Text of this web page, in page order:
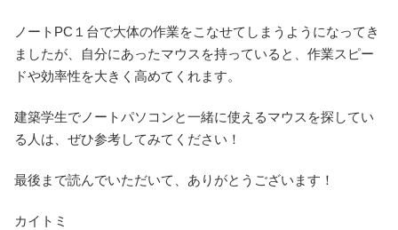
ノートPC１台で大体の作業をこなせてしまうようになってき
ましたが、自分にあったマウスを持っていると、作業スピー
ドや効率性を大きく高めてくれます。
建築学生でノートパソコンと一緒に使えるマウスを探してい
る人は、ぜひ参考してみてください！
最後まで読んでいただいて、ありがとうございます！
カイトミ